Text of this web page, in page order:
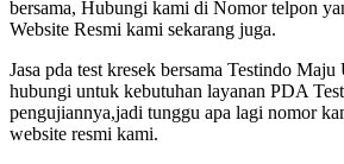
bersama, Hubungi kami di Nomor telpon
Website Resmi kami sekarang juga.
Jasa pda test kresek bersama Testindo
hubungi untuk kebutuhan layanan PDA
pengujiannya,jadi tunggu apa lagi nomor
website resmi kami.